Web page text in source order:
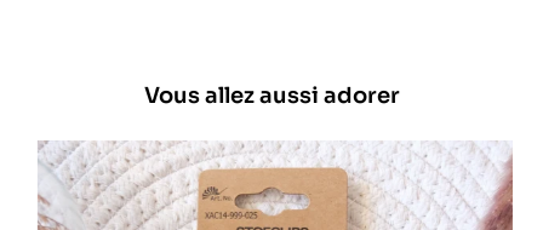
Vous allez aussi adorer